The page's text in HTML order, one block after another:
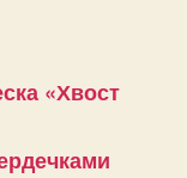
«Хвост